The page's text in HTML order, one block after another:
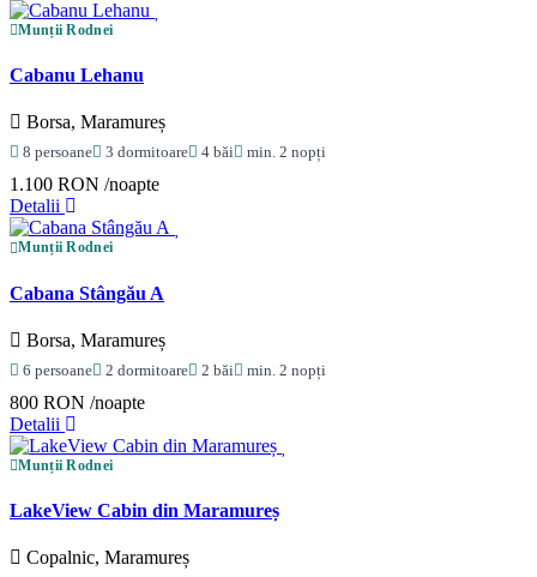
Munții Rodnei
Cabanu Lehanu
Borsa, Maramureș
8 persoane 3 dormitoare 4 băi min. 2 nopți
1.100 RON /noapte
Detalii
Munții Rodnei
Cabana Stângău A
Borsa, Maramureș
6 persoane 2 dormitoare 2 băi min. 2 nopți
800 RON /noapte
Detalii
Munții Rodnei
LakeView Cabin din Maramureș
Copalnic, Maramureș